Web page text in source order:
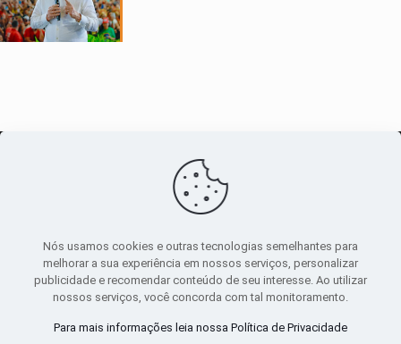
canal de notícias
Sobre|Política Privacidade|Termos de uso
Nós usamos cookies e outras tecnologias semelhantes para
melhorar a sua experiência em nossos serviços, personalizar
publicidade e recomendar conteúdo de seu interesse. Ao utilizar
nossos serviços, você concorda com tal monitoramento.
Para mais informações leia nossa Política de Privacidade